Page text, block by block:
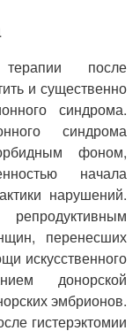
терапии после
и существенно
синдрома.
синдрома
фоном,
начала
нарушений.
перенесших
искусственного
донорской
эмбрионов.
гистерэктомии